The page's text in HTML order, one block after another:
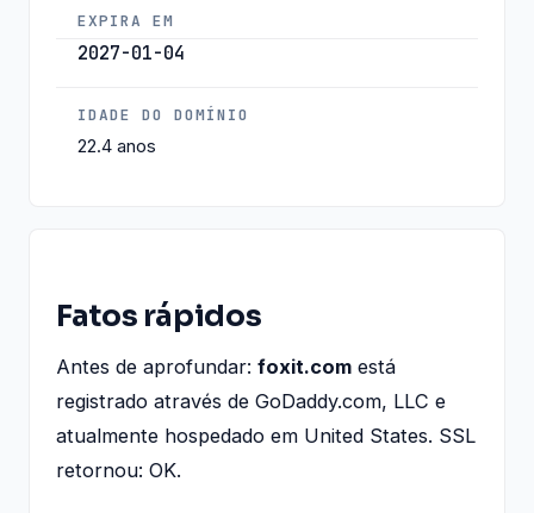
EXPIRA EM
2027-01-04
IDADE DO DOMÍNIO
22.4 anos
Fatos rápidos
Antes de aprofundar: foxit.com está
registrado através de GoDaddy.com, LLC e
atualmente hospedado em United States. SSL
retornou: OK.